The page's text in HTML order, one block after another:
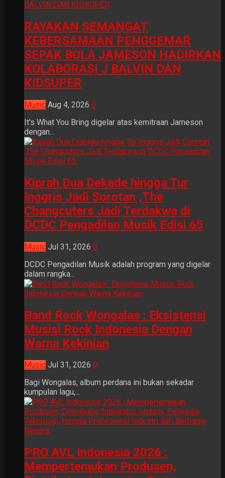
RAYAKAN SEMANGAT
KEBERSAMAAN PENGGEMAR
SEPAK BOLA JAMESON HADIRKAN
KOLABORASI J BALVIN DAN
KIDSUPER
Music Aug 4, 2026 0
It's What You Bring digelar atas kemitraan Jameson
dengan...
Kiprah Dua Dekade hingga Tur
Inggris Jadi Sorotan ,The
Changcuters Jadi Terdakwa di
DCDC Pengadilan Musik Edisi 65
Music Jul 31, 2026 0
DCDC Pengadilan Musik adalah program yang digelar
dalam rangka...
Band Rock Wongalas : Eksistensi
Musisi Rock Indonesia Dengan
Warna Kekinian
Music Jul 31, 2026 0
Bagi Wongalas, album perdana ini bukan sekadar
kumpulan lagu,...
PRO AVL Indonesia 2026 :
Mempertemukan Produsen,